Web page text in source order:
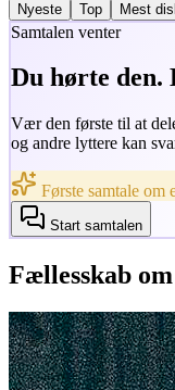
Nyeste Top Mest
Samtalen venter
Du hørte
Vær den første til at
og andre lyttere kan
Første samtale om
Start samtalen
Fællesskab